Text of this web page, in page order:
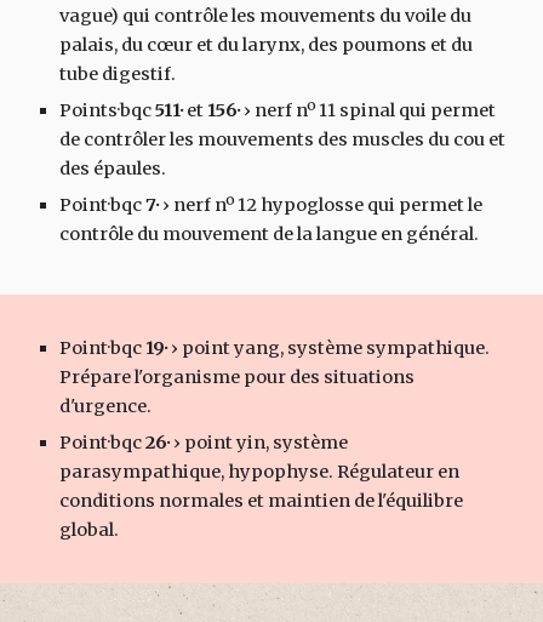
vague) qui contrôle les mouvements du voile du
palais, du cœur et du larynx, des poumons et du
tube digestif.
Points·bqc511·et 156·› nerf nº 11 spinal qui permet
de contrôler les mouvements des muscles du cou et
des épaules.
Point·bqc7·› nerf nº 12 hypoglosse qui permet le
contrôle du mouvement de la langue en général.
Point·bqc 19·› point yang, système sympathique.
Prépare l'organisme pour des situations
d'urgence.
Point·bqc26·› point yin, système
parasympathique, hypophyse. Régulateur en
conditions normales et maintien de l'équilibre
global.